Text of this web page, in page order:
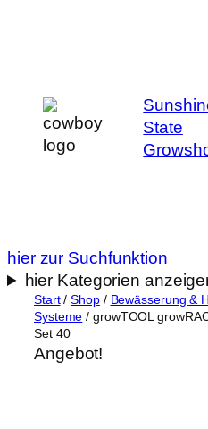
State
hier zur Suchfunktion
hier Kategorien
Start/Shop/ Bewässerung &
Systeme / growTOOL
Set 40
Angebot!